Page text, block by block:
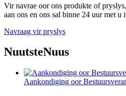
Vir navrae oor ons produkte of
aan ons en ons sal binne 24 uur met u
Navraag vir pryslys
NuutsteNuus
Aankondiging oor